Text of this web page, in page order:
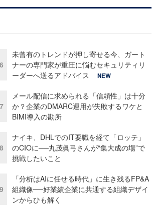
6
未曾有のトレンドが押し寄せる今、ガート
ナーの専門家が重圧に悩むセキュリティリ
ーダーへ送るアドバイス
NEW
7
メール配信に求められる「信頼性」は十分
か？企業のDMARC運用が失敗するワケと
BIMI導入の勘所
8
ナイキ、DHLでのIT要職を経て「ロッテ」
のCIOに──丸茂眞弓さんが“集大成の場”で
挑戦したいこと
9
「分析はAIに任せる時代」に生き残るFP&A
組織像──好業績企業に共通する組織デザイ
ンからひも解く